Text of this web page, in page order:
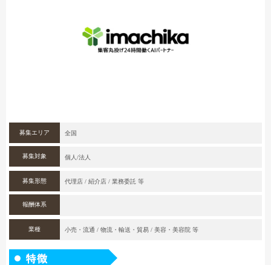
募集エリア 全国
募集対象 個人/法人
募集形態 代理店 / 紹介店 / 業務委託 等
報酬体系
業種 小売・流通 / 物流・輸送・貿易 / 美容・美容院 等